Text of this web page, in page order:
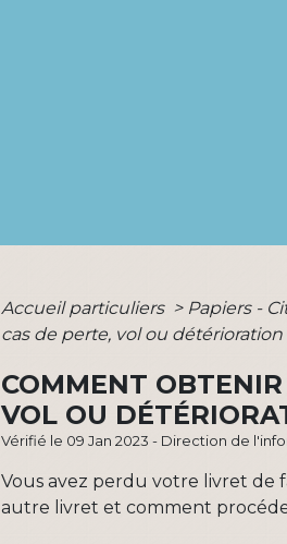
Accueil particuliers > Papiers -
cas de perte, vol ou détérioration
COMMENT
VOL OU
Vérifié le 09 Jan 2023 - Direction de
Vous avez perdu votre livret de
autre livret et comment